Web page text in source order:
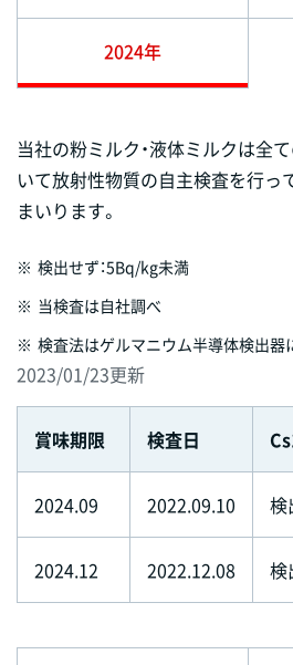
2024年
当社の粉ミルク・液体ミルクは全
いて放射性物質の自主検査を行っ
まいります。
※ 検出せず：5Bq/kg未満
※ 当検査は自社調べ
※ 検査法はゲルマニウム半導体検出器
2023/01/23更新
賞味期限 検査日
2024.09 2022.09.10 検
2024.12 2022.12.08 検